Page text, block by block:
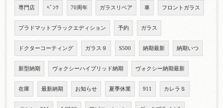
専門店 ﾍﾞﾝﾂ 70周年 ガラスリペア 車 フロントガラス
プラドマットブラックエディション 予約 ガラス
ドクターコーティング ガラス９ S500 納期最新 納期いつ
新型納期 ヴォクシーハイブリッド納期 ヴォクシー納期最新
在庫 最新納期 お知らせ 夏季休業 911 カレラＳ